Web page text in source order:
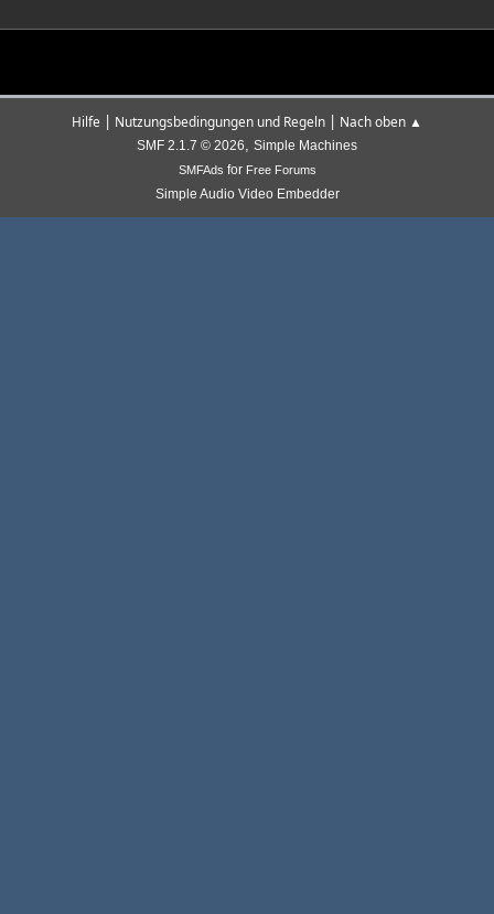
Hilfe | Nutzungsbedingungen und Regeln | Nach oben ▲
SMF 2.1.7 © 2026, Simple Machines
SMFAds for Free Forums
Simple Audio Video Embedder